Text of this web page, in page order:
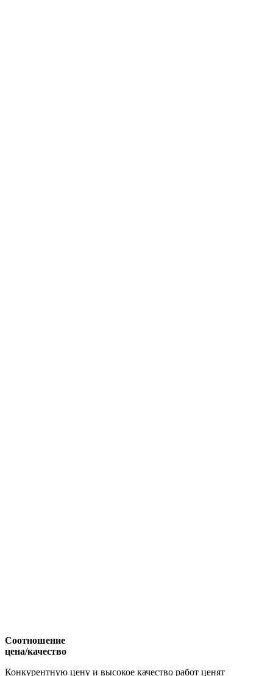
Соотношение
цена/качество
Конкурентную цену и высокое качество работ ценят